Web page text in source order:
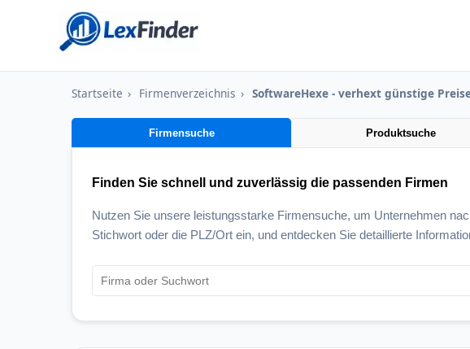
Startseite › Firmenverzeichnis › SoftwareHexe - verhext günstige
Firmensuche Produktsuche
Finden Sie schnell und zuverlässig die passenden Firmen
Nutzen Sie unsere leistungsstarke Firmensuche, um Unternehmen
Stichwort oder die PLZ/Ort ein, und entdecken Sie detaillierte